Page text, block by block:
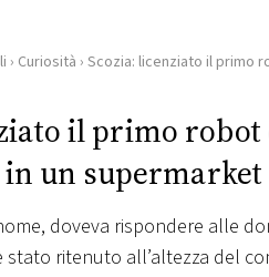
› Curiosità › Scozia: licenziato il primo
il primo robot
in un supermarket
doveva rispondere alle
stato ritenuto all’altezza del